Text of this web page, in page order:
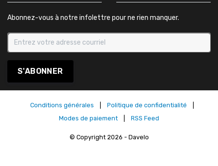
Abonnez-vous à notre infolettre pour ne rien manquer.
S'ABONNER
Conditions générales Politique de confidentialité
Modes de paiement
RSS Feed
© Copyright 2026 - Davelo